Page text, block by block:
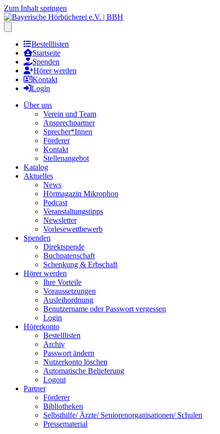
Zum Inhalt springen
Bestelllisten
Startseite
Spenden
Hörer werden
Kontakt
Login
Über uns
Verein und Team
Ansprechpartner
Sprecher*Innen
Förderer
Kontakt
Stellenangebot
Katalog
Aktuelles
News
Hörmagazin Mikrophon
Podcast
Veranstaltungstipps
Newsletter
Vorlesewettbewerb
Spenden
Direktspende
Buchpatenschaft
Schenkung & Erbschaft
Hörer werden
Ihre Vorteile
Voraussetzungen
Ausleihordnung
Benutzername oder Passwort vergessen
Login
Hörerkonto
Bestelllisten
Archiv
Passwort ändern
Nutzerkonto löschen
Automatische Belieferung
Logout
Partner
Förderer
Bibliotheken
Selbsthilfe/ Ärzte/ Seniorenorganisationen/ Schulen
Pressematerial